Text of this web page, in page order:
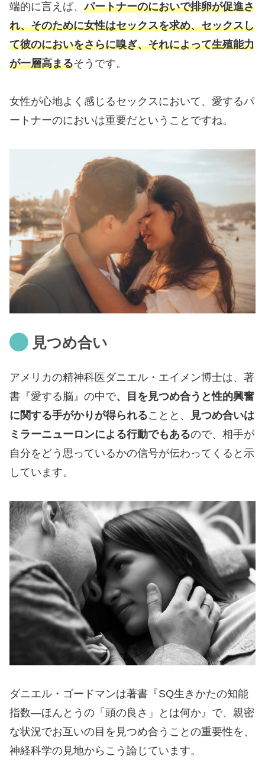
端的に言えば、パートナーのにおいで排卵が促進さ
れ、そのために女性はセックスを求め、セックスし
て彼のにおいをさらに嗅ぎ、それによって生殖能力
が一層高まるそうです。
女性が心地よく感じるセックスにおいて、愛するパ
ートナーのにおいは重要だということですね。
見つめ合い
アメリカの精神科医ダニエル・エイメン博士は、著
書『愛する脳』の中で、目を見つめ合うと性的興奮
に関する手がかりが得られることと、
見つめ合いは
ミラーニューロンによる行動でもあるので、相手が
自分をどう思っているかの信号が伝わってくると示
しています。
ダニエル・ゴードマンは著書『SQ生きかたの知能
指数―ほんとうの「頭の良さ」とは何か』で、親密
な状況でお互いの目を見つめ合うことの重要性を、
神経科学の見地からこう論じています。